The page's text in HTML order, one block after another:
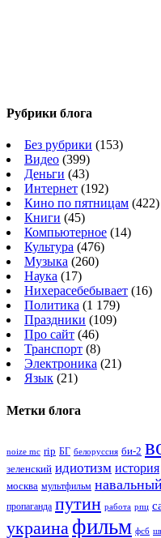
Рубрики блога
Без рубрики (153)
Видео (399)
Деньги (43)
Интернет (192)
Кино по пятницам (422)
Книги (45)
Компьютерное (14)
Культура (476)
Музыка (260)
Наука (17)
Нихерасебебывает (16)
Политика (1 179)
Праздники (109)
Про сайт (46)
Транспорт (8)
Электроника (21)
Язык (21)
Метки блога
noize mc rip БГ белоруссия би-2
зеленский идиотизм история
москва мультфильм навальный
пропаганда путин работа рпц
украина фильм фсб